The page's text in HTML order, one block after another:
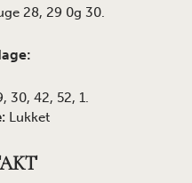
28, 29 0g 30.
30, 42, 52, 1.
Lukket